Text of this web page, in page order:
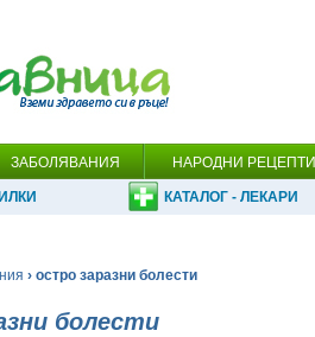
ЗАБОЛЯВАНИЯ НАРОДНИ РЕЦЕПТИ
КАТАЛОГ - ЛЕКАРИ
› остро заразни болести
болести